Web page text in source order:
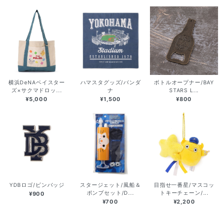
横浜DeNAベイスター
ズ×サクマドロッ...
¥5,000
ハマスタグッズ/バンダ
ナ
¥1,500
ボトルオープナー/BAY
STARS L...
¥800
YDBロゴ/ピンバッジ
¥900
スタージェット/風船＆
ポンプセット/D...
¥700
目指せ一番星/マスコッ
トキーチェーン/...
¥2,200